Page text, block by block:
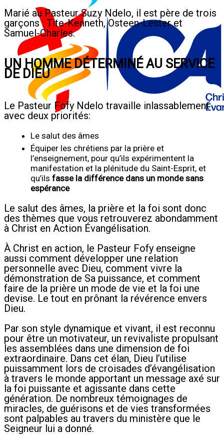
Marié au Pasteur Suzy Ndelo, il est père de trois
garçons : Tite-Kenneth, Osteen-Lester et
Samuel-Charles.
UN HOMME DÉTERMINÉ AU SERVICE
DE DIEU
Le Pasteur Fofy Ndelo travaille inlassablement
avec deux priorités:
Le salut des âmes
Équiper les chrétiens par la prière et
l’enseignement, pour qu’ils expérimentent la
manifestation et la plénitude du Saint-Esprit, et
qu’ils fasse la différence dans un monde sans
espérance
Le salut des âmes, la prière et la foi sont donc
des thèmes que vous retrouverez abondamment
à Christ en Action Évangélisation.
À Christ en action, le Pasteur Fofy enseigne
aussi comment développer une relation
personnelle avec Dieu, comment vivre la
démonstration de Sa puissance, et comment
faire de la prière un mode de vie et la foi une
devise. Le tout en prônant la révérence envers
Dieu.
Par son style dynamique et vivant, il est reconnu
pour être un motivateur, un revivaliste propulsant
les assemblées dans une dimension de foi
extraordinaire. Dans cet élan, Dieu l’utilise
puissamment lors de croisades d’évangélisation
à travers le monde apportant un message axé sur
la foi puissante et agissante dans cette
génération. De nombreux témoignages de
miracles, de guérisons et de vies transformées
sont palpables au travers du ministère que le
Seigneur lui a donné.